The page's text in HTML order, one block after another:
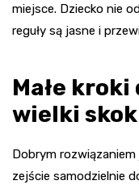
miejsce. Dziecko nie
reguły są jasne i
Małe
wielki skok
Dobrym
zejście samodzielnie